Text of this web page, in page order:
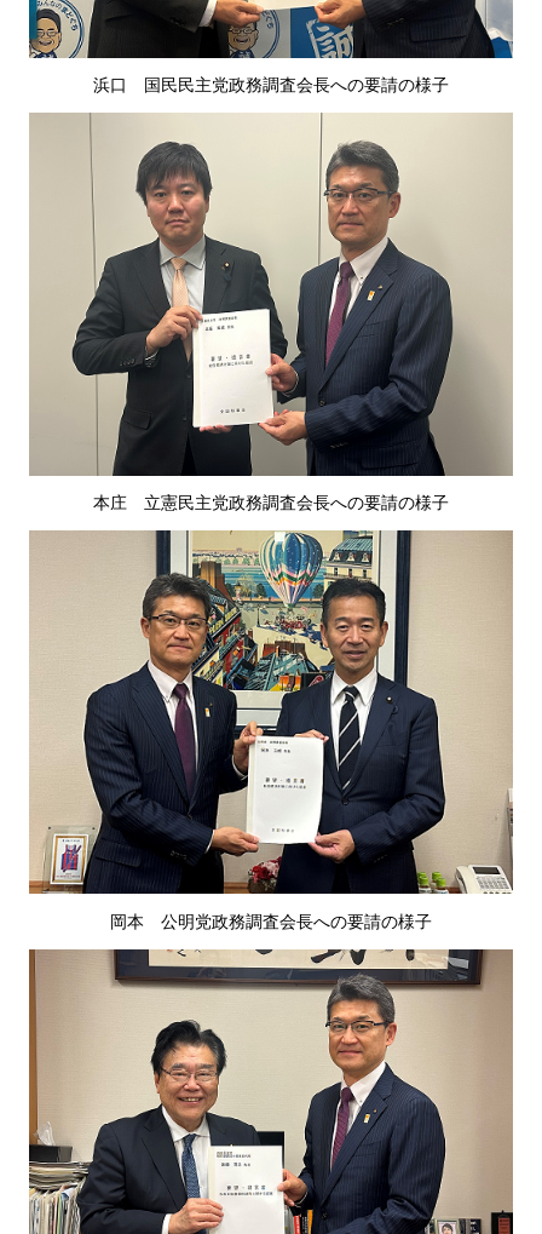
浜口 国 民民主党政務調査会長への要請の様子
本庄 立憲民主党政務調査会長への要請の様子
岡本 公明党政務調査会長への要請の様子